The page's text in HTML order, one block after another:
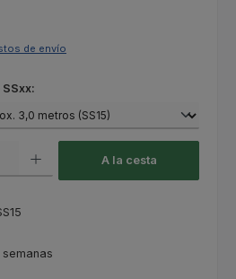
de envío
A la cesta
semanas